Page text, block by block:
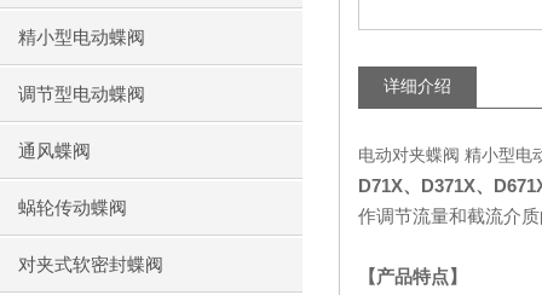
精小型电动蝶阀
调节型电动蝶阀
通风蝶阀
蜗轮传动蝶阀
对夹式软密封蝶阀
详细介绍
电动对夹蝶阀 精小型电
D71X、 D371X、
作调节流量和截流介
【产品特点】